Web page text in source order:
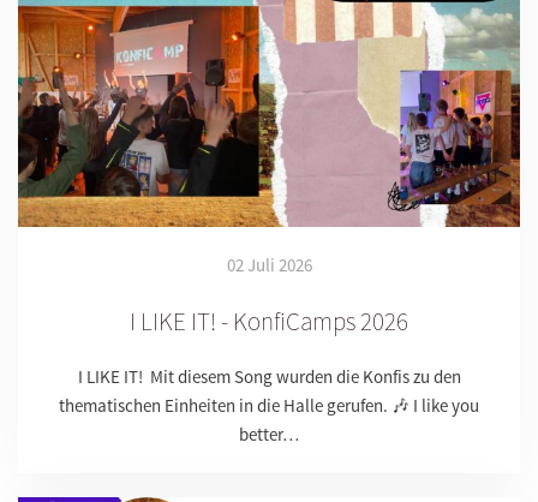
02 Juli 2026
I LIKE IT! - KonfiCamps 2026
I LIKE IT! Mit diesem Song wurden die Konfis zu den
thematischen Einheiten in die Halle gerufen. 🎶 I like you
better…